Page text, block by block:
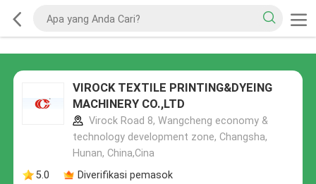
VIROCK TEXTILE PRINTING&DYEING
MACHINERY CO.,LTD
Virock Road 8, Wangcheng economy &
technology development zone, Changsha,
Hunan, China,Cina
5.0
Diverifikasi pemasok